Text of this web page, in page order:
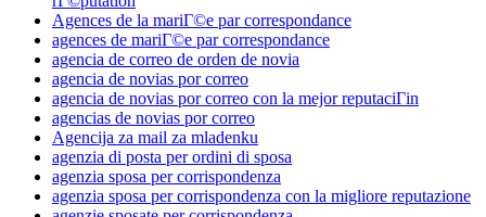
Agences de la mariГ©e par correspondance
agences de mariГ©e par correspondance
agencia de correo de orden de novia
agencia de novias por correo
agencia de novias por correo con la mejor reputaciГіn
agencias de novias por correo
Agencija za mail za mladenku
agenzia di posta per ordini di sposa
agenzia sposa per corrispondenza
agenzia sposa per corrispondenza con la migliore reputazione